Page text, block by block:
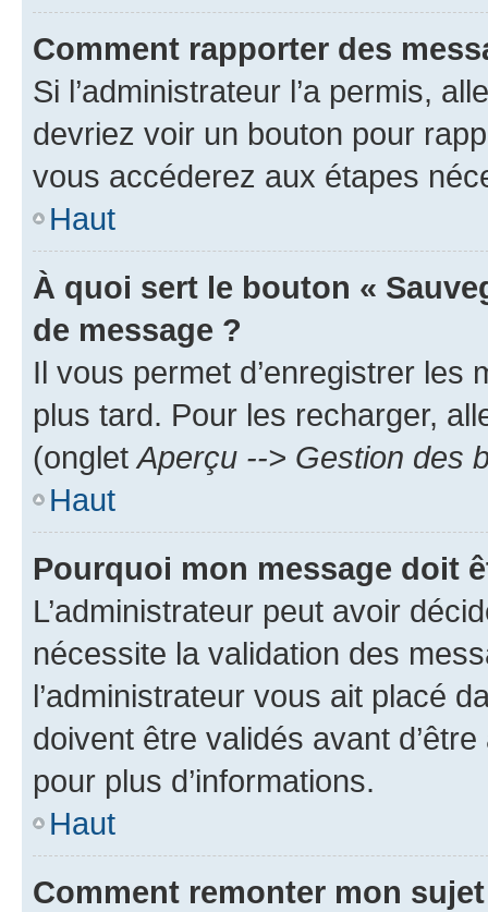
Comment rapporter des
Si l’administrateur l’a permis,
devriez voir un bouton pour
vous accéderez aux étapes
Haut
À quoi sert le bouton «
de message ?
Il vous permet d’enregistrer
plus tard. Pour les recharger,
(onglet Aperçu --> Gestion des
Haut
Pourquoi mon message doit
L’administrateur peut avoir
nécessite la validation des
l’administrateur vous ait placé
doivent être validés avant
pour plus d’informations.
Haut
Comment remonter mon